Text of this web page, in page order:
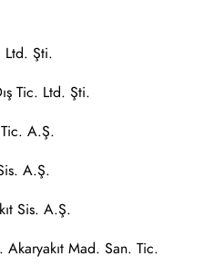
Ltd. Şti.
Tic. Ltd. Şti.
A.Ş.
A.Ş.
Sis. A.Ş.
Akaryakıt Mad. San. Tic.